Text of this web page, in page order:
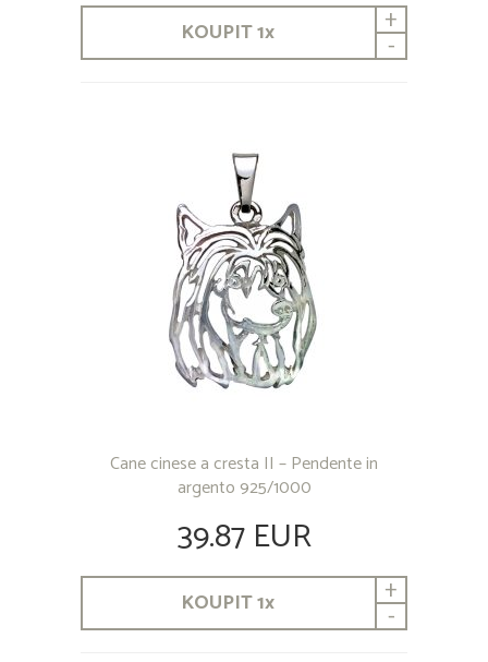
KOUPIT1x +
-
Cane cinese a cresta II – Pendente in
argento 925/1000
39.87 EUR
KOUPIT1x +
-